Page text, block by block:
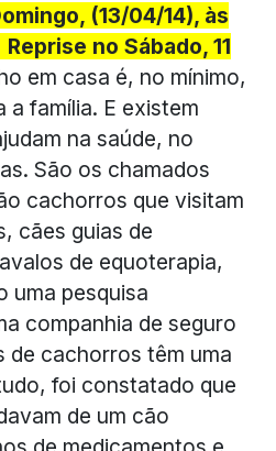
(13/04/14), às
no Sábado, 11
em casa é, no mínimo,
a família. E existem
na saúde, no
São os chamados
cachorros que visitam
cães guias de
de equoterapia,
uma pesquisa
companhia de seguro
de cachorros têm uma
foi constatado que
de um cão